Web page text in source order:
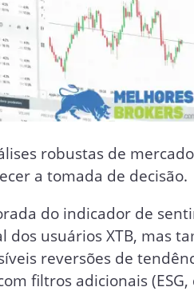
robustas de
a tomada de decisão.
do indicador de
usuários XTB, mas
reversões de
filtros adicionais